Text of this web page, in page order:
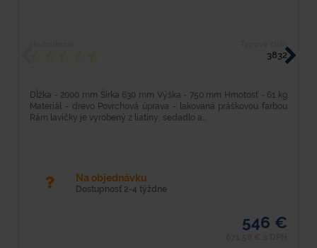
3832
Dĺžka - 2000 mm Šírka 630 mm Výška - 750 mm Hmotosť - 61 kg
Materiál - drevo Povrchová úprava - lakovaná práškovou farbou
Rám lavičky je vyrobený z liatiny, sedadlo a...
Na objednávku
Dostupnosť 2-4 týždne
546 €